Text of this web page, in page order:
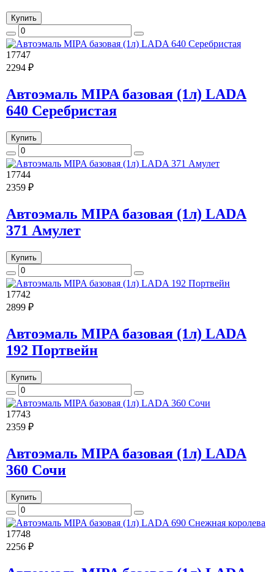
Купить
17747
2294 ₽
Автоэмаль MIPA базовая (1л) LADA
640 Серебристая
Купить
17744
2359 ₽
Автоэмаль MIPA базовая (1л) LADA
371 Амулет
Купить
17742
2899 ₽
Автоэмаль MIPA базовая (1л) LADA
192 Портвейн
Купить
17743
2359 ₽
Автоэмаль MIPA базовая (1л) LADA
360 Сочи
Купить
17748
2256 ₽